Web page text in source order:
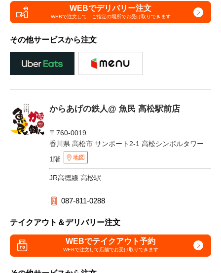
WEBでデリバリー注文
WEBで注文して、 ご指定の場所でお受け取りできます
その他サービスから注文
からあげの鉄人@ 魚民 高松駅前店
〒760-0019
香川県 高松市 サンポート2-1 高松シンボルタワー
1階
地図
JR高徳線 高松駅
087-811-0288
テイクアウト＆デリバリー注文
WEBでテイクアウト予約
WEBで注文して店舗でお受け取りできます